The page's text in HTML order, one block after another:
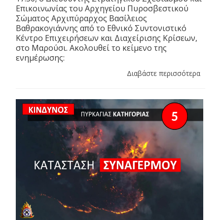
Επικοινωνίας του Αρχηγείου Πυροσβεστικού
Σώματος Αρχιπύραρχος Βασίλειος
Βαθρακογιάννης από το Εθνικό Συντονιστικό
Κέντρο Επιχειρήσεων και Διαχείρισης Κρίσεων,
στο Μαρούσι. Ακολουθεί το κείμενο της
ενημέρωσης:
Διαβάστε περισσότερα